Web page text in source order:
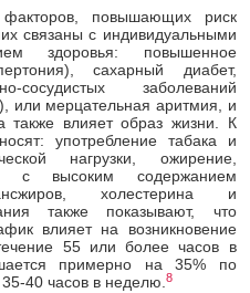
факторов, повышающих риск
связаны с индивидуальными
здоровья: повышенное
сахарный диабет,
заболеваний
или мерцательная аритмия, и
также влияет образ жизни. К
употребление табака и
нагрузки, ожирение,
с высоким содержанием
холестерина и
также показывают, что
влияет на возникновение
55 или более часов в
примерно на 35% по
часов в неделю.8